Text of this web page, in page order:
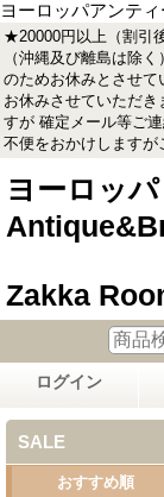
ヨーロッパアンテ
★20000円以上（割引
（沖縄及び離島は除
のためお休みとさせ
お休みさせていただき
すが 確定メール等ご
不便をおかけしますが
ヨーロッパ
Zakka
ログイン
SALE
おすすめ順